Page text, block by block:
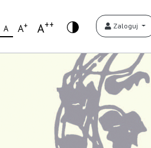
A A+ A++ Zaloguj